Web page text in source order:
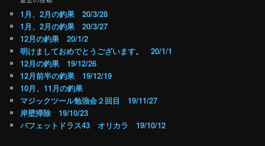
1月、2月の釣果 20/3/28
1月、2月の釣果 20/3/27
12月の釣果 20/1/2
明けましておめでとうございます。 20/1/1
12月の釣果 19/12/26
12月前半の釣果 19/12/19
10月、11月の釣果
マジックツール勉強会２回目 19/11/27
岸壁掃除 19/10/23
バフェットドラス43 オリカラ 19/10/12